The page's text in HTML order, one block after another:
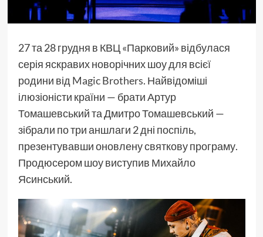
27 та 28 грудня в КВЦ «Парковий» відбулася
серія яскравих новорічних шоу для всієї
родини від Magic Brothers. Найвідоміші
ілюзіоністи країни — брати Артур
Томашевський та Дмитро Томашевський —
зібрали по три аншлаги 2 дні поспіль,
презентувавши оновлену святкову програму.
Продюсером шоу виступив Михайло
Ясинський.